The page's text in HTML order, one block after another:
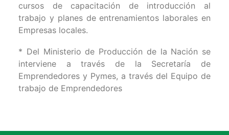
cursos de capacitación de introducción al
trabajo y planes de entrenamientos laborales en
Empresas locales.
* Del Ministerio de Producción de la Nación se
interviene a través de la Secretaría de
Emprendedores y Pymes, a través del Equipo de
trabajo de Emprendedores